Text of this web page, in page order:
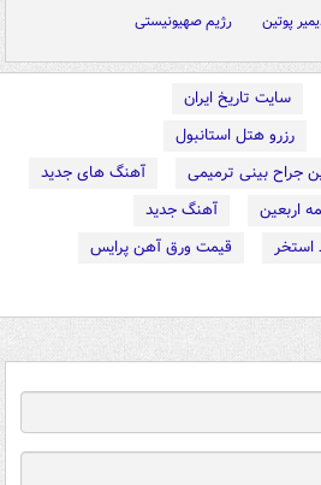
پوتین رژیم صهیونیستی
سایت تاریخ ایران
رزرو هتل استانبول
جراح بینی ترمیمی
آهنگ های جدید
اربعین
آهنگ جدید
استخر
قیمت ورق آهن پرایس